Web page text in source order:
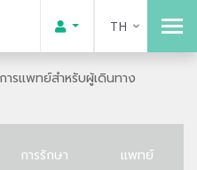
TH
ารแพทย์สำหรับผู้เดินทาง
การรักษา แพทย์